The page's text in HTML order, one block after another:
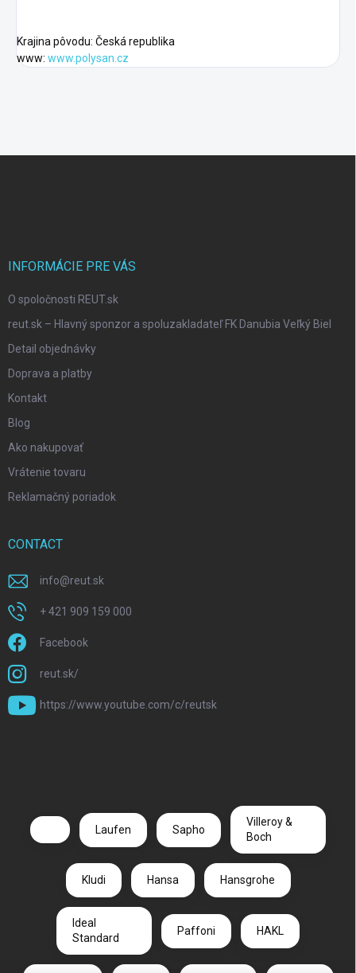
Krajina pôvodu: Česká republika
www: www.polysan.cz
INFORMÁCIE PRE VÁS
O spoločnosti REUT.sk
reut.sk – Hlavný sponzor a spoluzakladateľ FK Danubia Veľký Biel
Detail objednávky
Doprava a platby
Kontakt
Blog
Ako nakupovať
Vrátenie tovaru
Reklamačný poriadok
CONTACT
info@reut.sk
+ 421 909 159 000
Facebook
reut.sk/
https://www.youtube.com/c/reutsk
Laufen Sapho
Villeroy &
Boch
Kludi Hansa Hansgrohe
Ideal
Standard
Paffoni HAKL